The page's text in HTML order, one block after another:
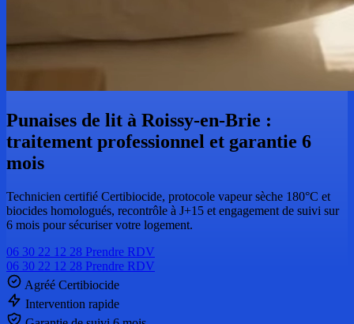
Punaises de lit à Roissy-en-Brie :
traitement professionnel et garantie 6
mois
Technicien certifié Certibiocide, protocole vapeur sèche 180°C et
biocides homologués, recontrôle à J+15 et engagement de suivi sur
6 mois pour sécuriser votre logement.
06 30 22 12 28 Prendre RDV
06 30 22 12 28 Prendre RDV
Agréé Certibiocide
Intervention rapide